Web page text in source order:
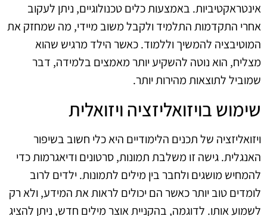
אינטראקטיביות. באמצעות כלים טכנולוגיים, ניתן לעקוב
אחרי התקדמות התלמיד ולקבל משוב מיידי, מה שמחזק את
המוטיבציה להמשיך וללמוד. כאשר הילד מרגיש שהוא
מצליח, הוא נוטה להשקיע יותר מאמצים בלמידה, דבר
שמוביל לתוצאות מהירות יותר.
שימוש בויזואליזציה ויזואלית
ויזואליזציה של תכנים הלימודיים היא כלי חשוב בשיפור
האנגלית. גישה זו משלבת תמונות, סרטונים ודיאגרמות כדי
להמחיש מושגים ולחבר בין מילים לתמונות. ילדים לרוב
לומדים טוב יותר כאשר הם יכולים לראות את המידע, ולא רק
לשמוע אותו. לדוגמה, בהקניית אוצר מילים חדש, ניתן להציג